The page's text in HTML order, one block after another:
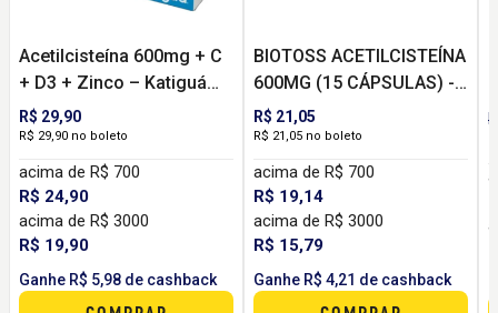
Acetilcisteína 600mg + C
+ D3 + Zinco – Katiguá
(16 cápsulas) | Imunidade
e Saúde Respiratória
R$ 29,90
R$ 29,90 no boleto
acima de R$ 700
R$ 24,90
acima de R$ 3000
R$ 19,90
Ganhe R$ 5,98 de cashback
BIOTOSS ACETILCISTEÍNA
600MG (15 CÁPSULAS) -
BIONATUS
R$ 21,05
R$ 21,05 no boleto
acima de R$ 700
R$ 19,14
acima de R$ 3000
R$ 15,79
Ganhe R$ 4,21 de cashback